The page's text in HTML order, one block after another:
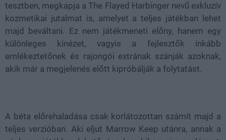
tesztben, megkapja a The Flayed Harbinger nevű exkluzív
kozmetikai jutalmat is, amelyet a teljes játékban lehet
majd beváltani. Ez nem játékmeneti előny, hanem egy
különleges kinézet, vagyis a fejlesztők inkább
emlékeztetőnek és rajongói extrának szánják azoknak,
akik már a megjelenés előtt kipróbálják a folytatást.
A béta előrehaladása csak korlátozottan számít majd a
teljes verzióban. Aki eljut Marrow Keep utánra, annak a